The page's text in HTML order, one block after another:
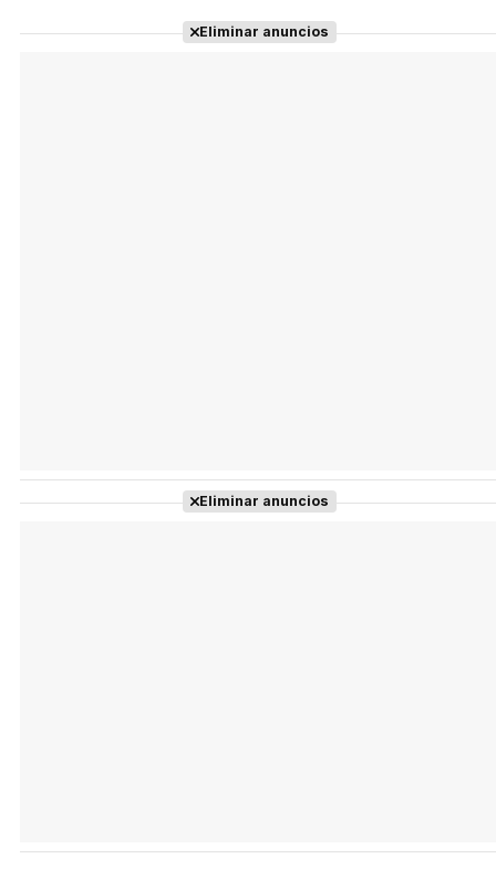
Eliminar anuncios
Eliminar anuncios